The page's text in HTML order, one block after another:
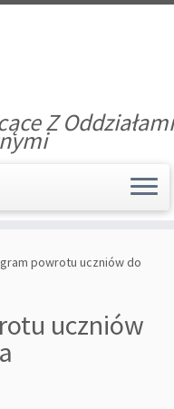
Z Oddziałami
powrotu uczniów do
uczniów